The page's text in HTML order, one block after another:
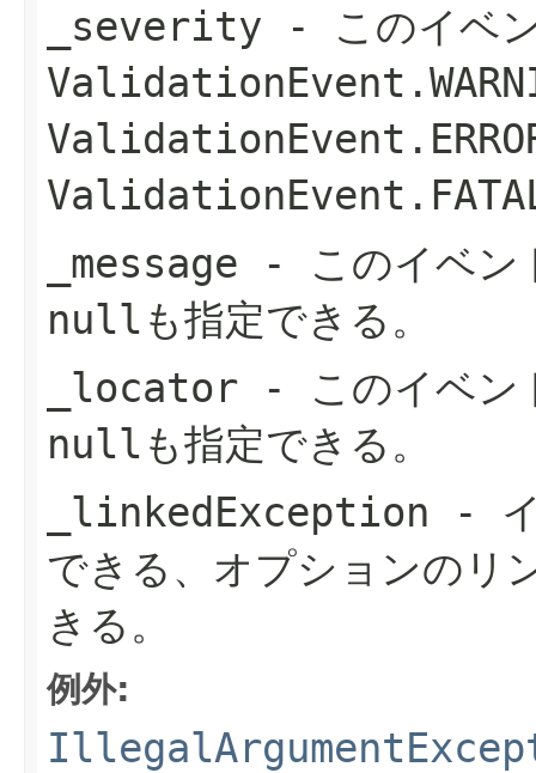
_severity - このイベ
_message - このイベン
nullも指定できる。
_locator - このイベン
nullも指定できる。
_linkedException - イ
できる、オプションの
きる。
例外: